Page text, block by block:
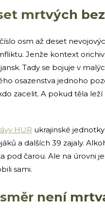
mrtvých
osm až deset
Jenže kontext
Tady se bojuje v
osazenstva jednoho
zacelit. A pokud těla
HUR ukrajinské
a dalších 39 zajaly.
pod čarou. Ale na úrovni
sami.
není